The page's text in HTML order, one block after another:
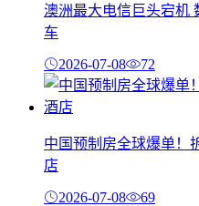
澳洲最大电信巨头宕机
车
2026-07-08 72
中国预制房全球爆单！
店
2026-07-08 69